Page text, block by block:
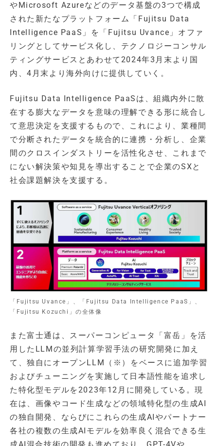
やMicrosoft Azureなどのデータ基盤の3つで構成
された新たなプラットフォーム「Fujitsu Data
Intelligence PaaS」を「Fujitsu Uvance」オファ
リングとしてサービス化し、テクノロジーコンサル
ティングサービスとあわせて2024年3月末より国
内、4月末より海外向けに提供していく。
Fujitsu Data Intelligence PaaSは、組織内外に散
在する膨大なデータを意味の理解できる形に統合し
て意思決定を支援するもので、これにより、業種間
で分断されたデータを統合的に連携・分析し、企業
間のクロスインダストリーを活性化させ、これまで
にない解決策や知見を導出することで企業のSXと
社会課題解決を支援する。
「Fujitsu Uvance」、「Fujitsu Data Intelligence PaaS」、
「Fujitsu Kozuchi」の全体像
また富士通は、スーパーコンピュータ「富岳」を活
用したLLMの並列計算学習手法の研究開発に加え
て、独自にオープンLLM（※）をベースに追加学習
およびチューニングを実施して日本語性能を追求し
た特化型モデルを2023年12月に開発している。現
在は、画像やコード生成などの領域特化型の生成AI
の独自開発、ならびにこれらの生成AIやパートナー
各社の複数の生成AIモデルを効率良く混合できる生